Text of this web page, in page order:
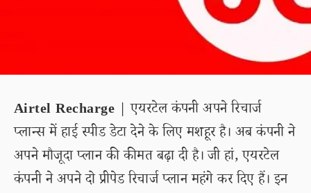
Airtel Recharge | एयरटेल कंपनी अपने रिचार्ज
प्लान्स में हाई स्पीड डेटा देने के लिए मशहूर है। अब कंपनी ने
अपने मौजूदा प्लान की कीमत बढ़ा दी है। जी हां, एयरटेल
कंपनी ने अपने दो प्रीपेड रिचार्ज प्लान महंगे कर दिए हैं। इन